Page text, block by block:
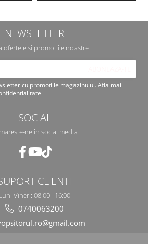
NEWSLETTER
ofertele si promotiile noastre
cu promotiile magazinului. Afla mai
SOCIAL
ne in social media
CLIENTI
Vineri: 08:00 - 16:00
0740063200